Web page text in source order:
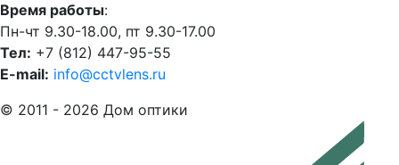
Время работы:
Пн-чт 9.30-18.00, пт 9.30-17.00
Тел: +7 (812) 447-95-55
E-mail: info@cctvlens.ru
© 2011 - 2026 Дом оптики